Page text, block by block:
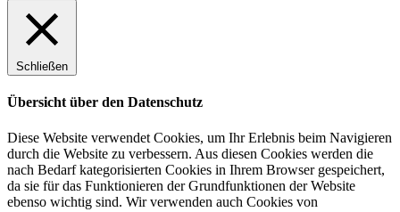
Schließen
Übersicht über den Datenschutz
Diese Website verwendet Cookies, um Ihr Erlebnis beim Navigieren
durch die Website zu verbessern. Aus diesen Cookies werden die
nach Bedarf kategorisierten Cookies in Ihrem Browser gespeichert,
da sie für das Funktionieren der Grundfunktionen der Website
ebenso wichtig sind. Wir verwenden auch Cookies von